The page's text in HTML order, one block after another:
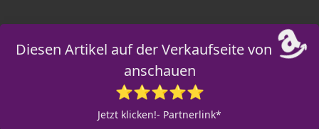
Diesen Artikel auf der Verkaufseite von
anschauen
⭐⭐⭐⭐⭐
Jetzt klicken!- Partnerlink*